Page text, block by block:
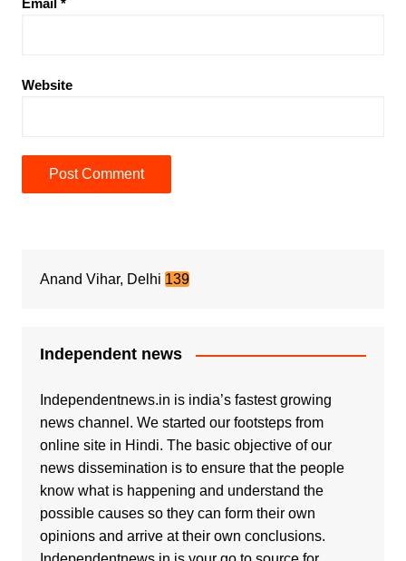
Email *
Website
Anand Vihar, Delhi 139
Independent news
Independentnews.in is india’s fastest growing
news channel. We started our footsteps from
online site in Hindi. The basic objective of our
news dissemination is to ensure that the people
know what is happening and understand the
possible causes so they can form their own
opinions and arrive at their own conclusions.